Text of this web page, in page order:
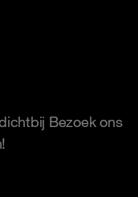
Bezoek ons